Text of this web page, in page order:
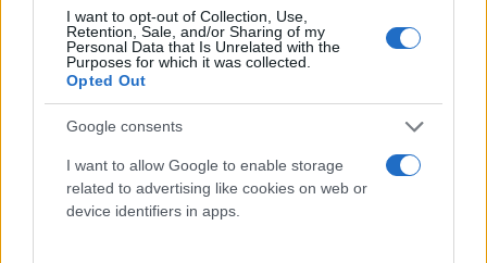
I want to opt-out of Collection, Use,
Retention, Sale, and/or Sharing of my
Personal Data that Is Unrelated with the
Purposes for which it was collected.
Opted Out
Google consents
I want to allow Google to enable storage
related to advertising like cookies on web or
device identifiers in apps.
από μόνος του. Στο θέατρο κάθε σεζόν οι ηθοποιοί
παίζουν εδώ και την άλλη σεζόν αλλού. Δεν αντέχει
πλέον, για παράδειγμα, ο (Γιάννης) Καπετάνιος τις
ώρες που δουλεύω εγώ».